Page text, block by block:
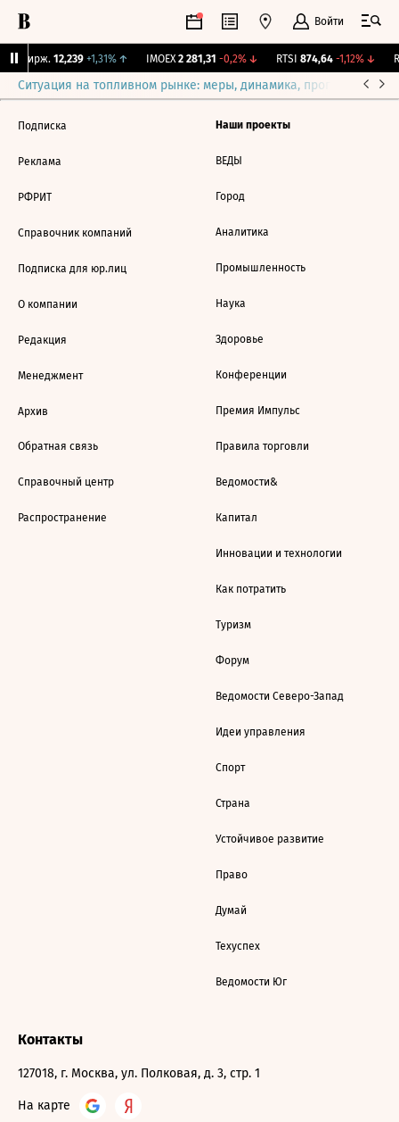
Войти
Бирж. 12,239 +1,31%↑ IMOEX 2 281,31 -0,2%↓ RTSI 874,64 -1,12%↓
Ситуация на топливном рынке: меры, динамика, прогнозы
Подписка
Реклама
РФРИТ
Справочник компаний
Подписка для юр.лиц
О компании
Редакция
Менеджмент
Архив
Обратная связь
Справочный центр
Распространение
Наши проекты
ВЕДЫ
Город
Аналитика
Промышленность
Наука
Здоровье
Конференции
Премия Импульс
Правила торговли
Ведомости&
Капитал
Инновации и технологии
Как потратить
Туризм
Форум
Ведомости Северо-Запад
Идеи управления
Спорт
Страна
Устойчивое развитие
Право
Думай
Техуспех
Ведомости Юг
Контакты
127018, г. Москва, ул. Полковая, д. 3, стр. 1
На карте